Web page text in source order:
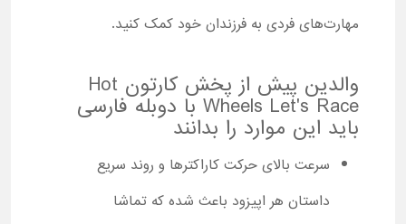
مهارت‌های فردی به فرزندان خود کمک کنید.
والدین پیش از پخش کارتون Hot
Wheels Let's Race با دوبله فارسی
باید این موارد را بدانند
سرعت بالای حرکت کاراکترها و روند سریع
داستان هر اپیزود باعث شده که تماشا